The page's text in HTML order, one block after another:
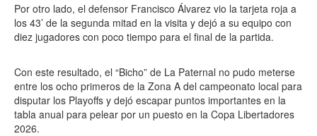
Por otro lado, el defensor Francisco Álvarez vio la tarjeta roja a
los 43’ de la segunda mitad en la visita y dejó a su equipo con
diez jugadores con poco tiempo para el final de la partida.
Con este resultado, el “Bicho” de La Paternal no pudo meterse
entre los ocho primeros de la Zona A del campeonato local para
disputar los Playoffs y dejó escapar puntos importantes en la
tabla anual para pelear por un puesto en la Copa Libertadores
2026.